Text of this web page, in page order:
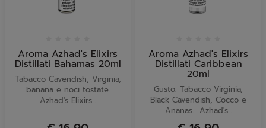
Aroma Azhad's Elixirs
Distillati Bahamas 20ml
Tabacco Cavendish, Virginia,
banana e noci tostate.
Azhad's Elixirs...
Aroma Azhad's Elixirs
Distillati Caribbean
20ml
Gusto: Tabacco Virginia,
Black Cavendish, Cocco e
Ananas. Azhad's...